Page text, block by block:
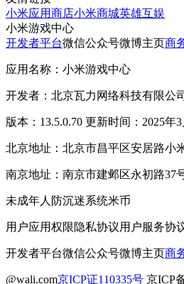
小米应用商店小米商城英雄互娱
小米游戏中心
开发者平台微信公众号微博主页商
应用名称：小米游戏中心
开发者：北京瓦力网络科技有限公
版本：13.5.0.70 更新时间：2025年3
北京地址：北京市昌平区安居路小
南京地址：南京市建邺区永初路37
未成年人防沉迷系统米币
用户应用权限隐私协议用户服务协
开发者平台微信公众号微博主页商
@wali.com京ICP证110335号 京ICP